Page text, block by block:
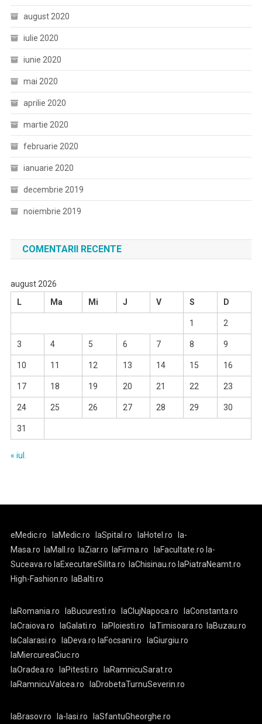
august 2020
iulie 2020
iunie 2020
mai 2020
aprilie 2020
martie 2020
februarie 2020
ianuarie 2020
decembrie 2019
noiembrie 2019
COMENTARII RECENTE
august 2026
L
Ma Mi J V S D
1 2
3 4 5 6 7 8 9
10 11 12 13 14 15 16
17 18 19 20 21 22 23
24 25 26 27 28 29 30
31
« iul.
eMedic.ro laMedic.ro laSpital.ro laHotel.ro
la-
Masa.ro
laMall.ro laZiar.ro laFirma.ro laFacultate.ro la-
Suceava.ro laExecutareSilita.ro laChisinau.ro laPiatraNeamt.ro
High-Fashion.ro
laBalti.ro
laRomania.ro laBucuresti.ro laClujNapoca.ro
laConstanta.ro
laCraiova.ro
laGalati.ro laPloiesti.ro laTimisoara.ro
laBuzau.ro
laCalarasi.ro
laDeva.ro laFocsani.ro
laGiurgiu.ro
laMiercureaCiuc.ro
laOradea.ro
laPitesti.ro
laRamnicuSarat.ro
laRamnicuValcea.ro
laDrobetaTurnuSeverin.ro
laBrasov.ro la-Iasi.ro laSfantuGheorghe.ro